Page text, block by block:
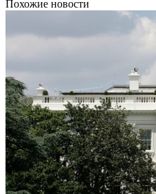
Похожие новости